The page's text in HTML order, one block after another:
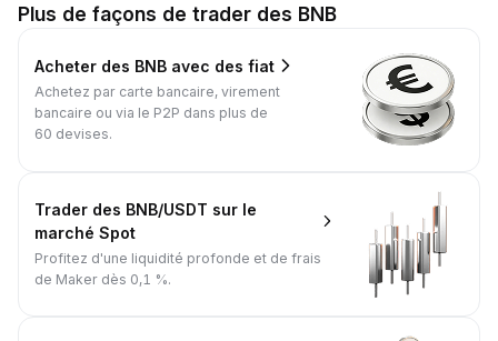
Plus de façons de trader des BNB
Acheter des BNB avec des fiat
Achetez par carte bancaire, virement
bancaire ou via le P2P dans plus de
60 devises.
Trader des BNB/USDT sur le
marché Spot
Profitez d'une liquidité profonde et de frais
de Maker dès 0,1 %.